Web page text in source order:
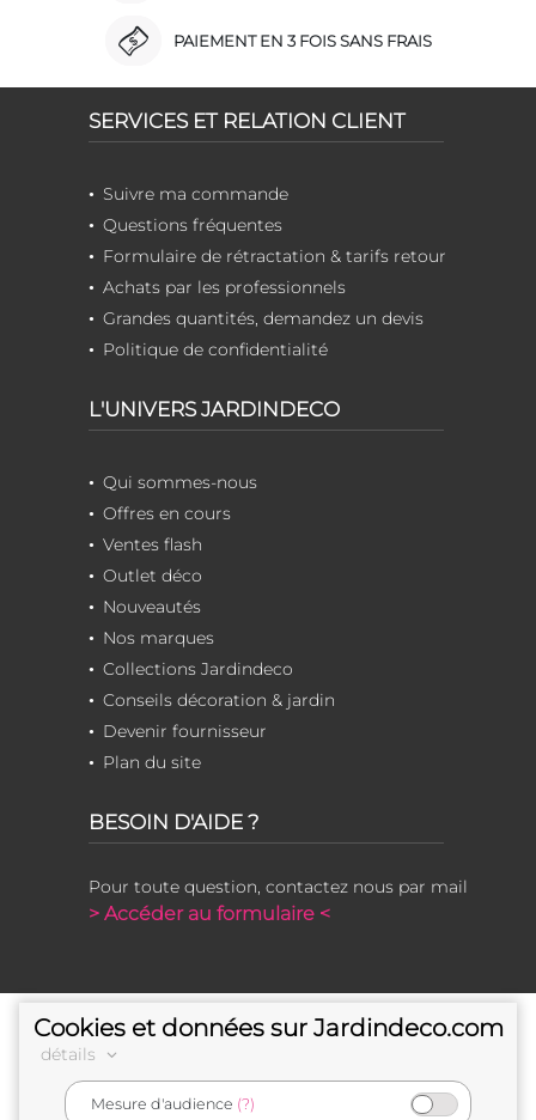
PAIEMENT EN 3 FOIS SANS FRAIS
SERVICES ET RELATION CLIENT
Suivre ma commande
Questions fréquentes
Formulaire de rétractation & tarifs retour
Achats par les professionnels
Grandes quantités, demandez un devis
Politique de confidentialité
L'UNIVERS JARDINDECO
Qui sommes-nous
Offres en cours
Ventes flash
Outlet déco
Nouveautés
Nos marques
Collections Jardindeco
Conseils décoration & jardin
Devenir fournisseur
Plan du site
BESOIN D'AIDE ?
Pour toute question, contactez nous par mail
> Accéder au formulaire <
Cookies et données sur Jardindeco.com
détails
Mesure d'audience (?)